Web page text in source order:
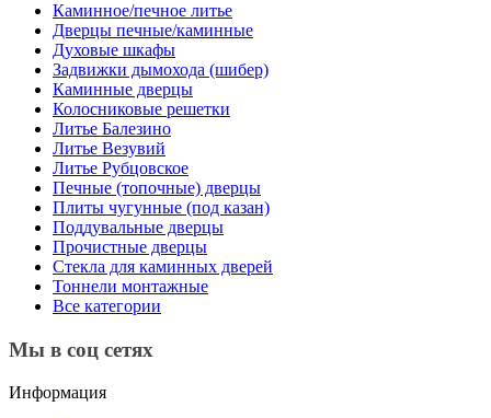
Каминное/печное литье
Дверцы печные/каминные
Духовые шкафы
Задвижки дымохода (шибер)
Каминные дверцы
Колосниковые решетки
Литье Балезино
Литье Везувий
Литье Рубцовское
Печные (топочные) дверцы
Плиты чугунные (под казан)
Поддувальные дверцы
Прочистные дверцы
Стекла для каминных дверей
Тоннели монтажные
Все категории
Мы в соц сетях
Информация